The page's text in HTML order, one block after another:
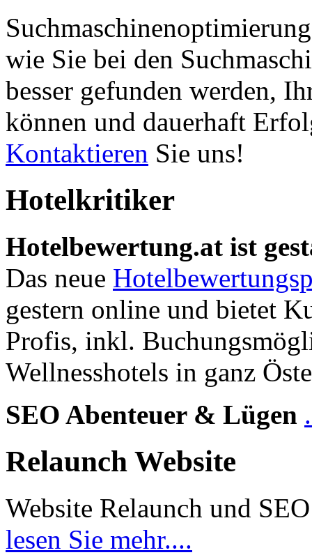
wie Sie bei den
besser gefunden werden,
können und dauerhaft
Kontaktieren Sie uns!
Hotelkritiker
Hotelbewertung.at ist
Das neue
gestern online und bietet
Profis, inkl.
Wellnesshotels in ganz
SEO Abenteuer & Lügen
Relaunch Website
Website Relaunch und SEO
lesen Sie mehr....